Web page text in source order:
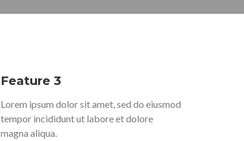
Feature 3
Lorem ipsum dolor sit amet, sed do eiusmod
tempor incididunt ut labore et dolore
magna aliqua.